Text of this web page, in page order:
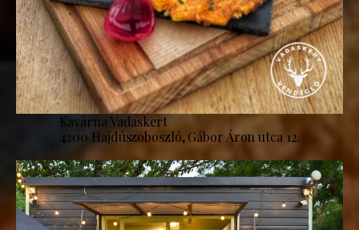
Kavárna Vadaskert
4200 Hajdúszoboszló, Gábor Áron utca 12.